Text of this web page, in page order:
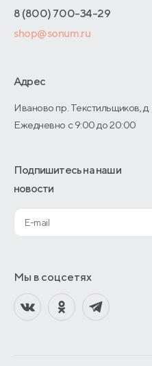
Адреса магазинов
Договор-оферты
Оптовые продажи
О производстве
8 (800) 700-34-29
shop@sonum.ru
Адрес
Иваново пр. Текстильщиков, д.
Ежедневно с 9:00 до 20:00
Подпишитесь на наши
новости
Мы в соцсетях